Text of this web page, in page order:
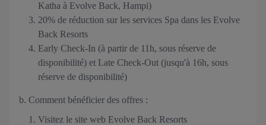
Katha à Evolve Back, Hampi)
20% de réduction sur les services Spa dans les Evolve
Back Resorts
Early Check-In (à partir de 11h, sous réserve de
disponibilité) et Late Check-Out (jusqu'à 16h, sous
réserve de disponibilité)
b. Comment bénéficier des offres :
Visitez le site web Evolve Back Resorts